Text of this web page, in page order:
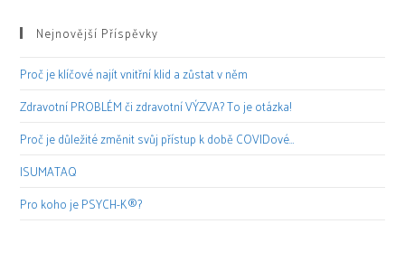
Nejnovější Příspěvky
Proč je klíčové najít vnitřní klid a zůstat v něm
Zdravotní PROBLÉM či zdravotní VÝZVA? To je otázka!
Proč je důležité změnit svůj přístup k době COVIDové…
ISUMATAQ
Pro koho je PSYCH-K®?